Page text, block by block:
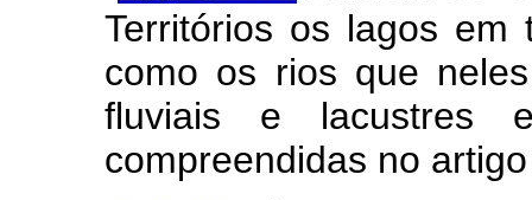
Territórios os lagos
como os rios que
fluviais e lacustres
compreendidas no